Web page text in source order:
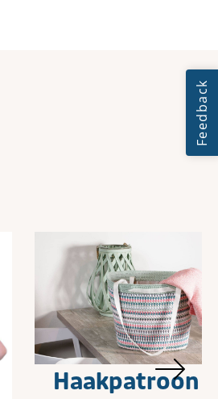
Haakpatroon -